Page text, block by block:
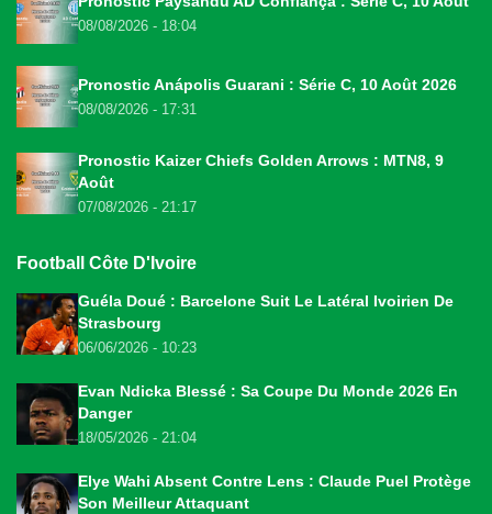
08/08/2026 - 18:04
Pronostic Anápolis Guarani : Série C, 10 Août 2026
08/08/2026 - 17:31
Pronostic Kaizer Chiefs Golden Arrows : MTN8, 9
Août
07/08/2026 - 21:17
Football Côte D'Ivoire
Guéla Doué : Barcelone Suit Le Latéral Ivoirien De
Strasbourg
06/06/2026 - 10:23
Evan Ndicka Blessé : Sa Coupe Du Monde 2026 En
Danger
18/05/2026 - 21:04
Elye Wahi Absent Contre Lens : Claude Puel Protège
Son Meilleur Attaquant